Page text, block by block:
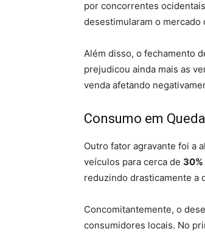
por concorrentes
desestimularam o
Além disso, o fechamento
prejudicou ainda mais as
venda afetando
Consumo em
Outro fator agravante foi a
veículos para cerca de 30%
reduzindo drasticamente a
Concomitantemente, o
consumidores locais. No